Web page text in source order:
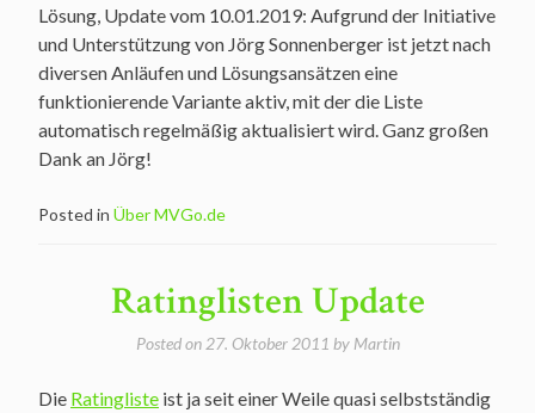
Lösung, Update vom 10.01.2019: Aufgrund der Initiative
und Unterstützung von Jörg Sonnenberger ist jetzt nach
diversen Anläufen und Lösungsansätzen eine
funktionierende Variante aktiv, mit der die Liste
automatisch regelmäßig aktualisiert wird. Ganz großen
Dank an Jörg!
Posted in Über MVGo.de
Ratinglisten Update
Posted on 27. Oktober 2011 by Martin
Die Ratingliste ist ja seit einer Weile quasi selbstständig